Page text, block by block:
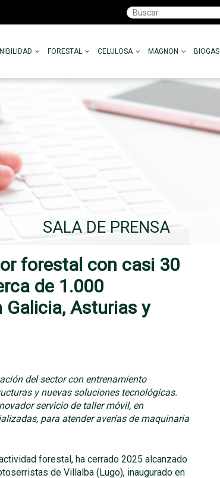
FORESTAL CELULOSA MAGNON BIOGAS
SALA DE PRENSA
forestal con casi 30
de 1.000
Asturias y
del sector con entrenamiento
y nuevas soluciones tecnológicas.
servicio de taller móvil, en
para atender averías de maquinaria
forestal, ha cerrado 2025 alcanzado
de Villalba (Lugo), inaugurado en